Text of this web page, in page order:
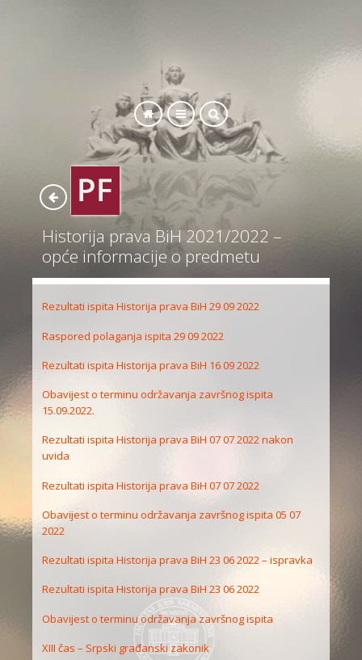
Historija prava BiH 2021/2022 –
opće informacije o predmetu
Rezultati ispita Historija prava BiH 29 09 2022
Raspored polaganja ispita 29 09 2022
Rezultati ispita Historija prava BiH 16 09 2022
Obavijest o terminu održavanja završnog ispita
15.09.2022.
Rezultati ispita Historija prava BiH 07 07 2022 nakon
uvida
Rezultati ispita Historija prava BiH 07 07 2022
Obavijest o terminu održavanja završnog ispita 05 07
2022
Rezultati ispita Historija prava BiH 23 06 2022 – ispravka
Rezultati ispita Historija prava BiH 23 06 2022
Obavijest o terminu održavanja završnog ispita
XIII čas – Srpski građanski zakonik